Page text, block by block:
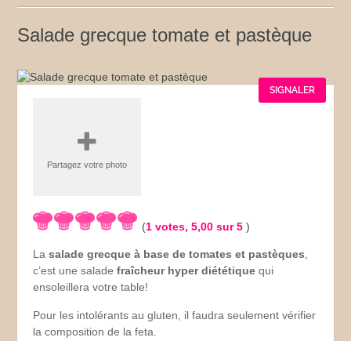
Salade grecque tomate et pastèque
SIGNALER
Partagez votre photo
(1 votes,5,00 sur 5)
Lasalade grecque à base de tomates et pastèques
c’est une saladefraîcheur hyper diététique qui
ensoleillera votre table!
Pour les intolérants au gluten, il faudra seulement vérifier
la composition de la feta.